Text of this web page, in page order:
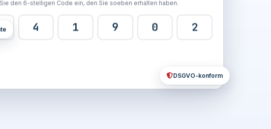
den 6-stelligen Code ein, den Sie soeben erhalten haben.
4 9 0 2
DSGVO-konform